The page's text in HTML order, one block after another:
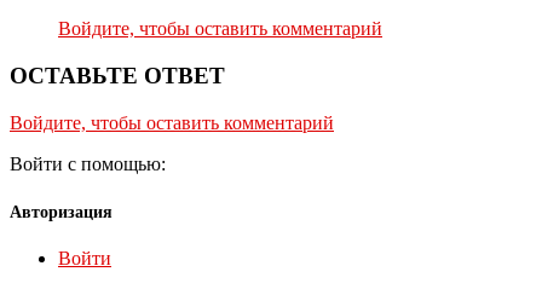
Войдите, чтобы оставить комментарий
ОСТАВЬТЕ ОТВЕТ
Войдите, чтобы оставить комментарий
Войти с помощью:
Авторизация
Войти